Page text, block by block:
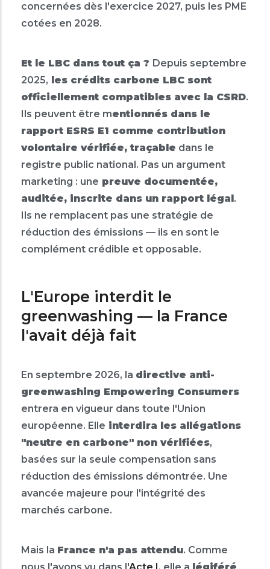
concernées dès l'exercice 2027, puis les PME
cotées en 2028.
Et le LBC dans tout ça ? Depuis septembre
2025, les crédits carbone LBC sont
officiellement compatibles avec la CSRD.
Ils peuvent être mentionnés dans le
rapport ESRS E1 comme contribution
volontaire vérifiée, traçable dans le
registre public national. Pas un argument
marketing : une preuve documentée,
auditée, inscrite dans un rapport légal.
Ils ne remplacent pas une stratégie de
réduction des émissions — ils en sont le
complément crédible et opposable.
L'Europe interdit le
greenwashing — la France
l'avait déjà fait
En septembre 2026, la directive anti-
greenwashing Empowering Consumers
entrera en vigueur dans toute l'Union
européenne. Elle interdira les allégations
"neutre en carbone" non vérifiées,
basées sur la seule compensation sans
réduction des émissions démontrée. Une
avancée majeure pour l'intégrité des
marchés carbone.
Mais la France n'a pas attendu. Comme